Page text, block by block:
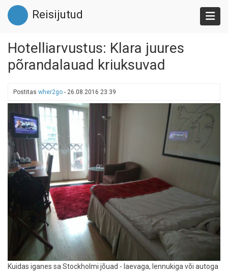
Liigu
edasi
põhisisu
Reisijutud
Hotelliarvustus: Klara juures
põrandalauad kriuksuvad
Postitas wher2go - 26.08.2016 23:39
Kuidas iganes sa Stockholmi jõuad - laevaga, lennukiga või autoga